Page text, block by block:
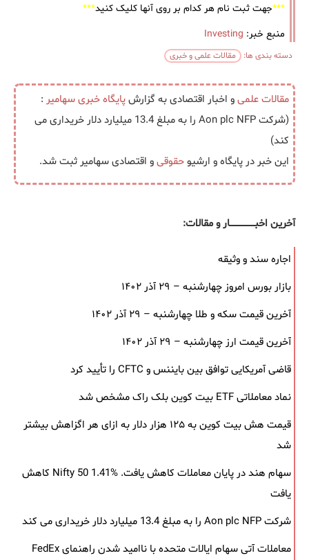
***جهت ثبت نام هر کدام بر روی آنها کلیک کنید***
منبع خبر: Investing
دسته بندی ها: مقالات علمی و خبری
مقالات علمیو اخبار اقتصادی به گزارشپایگاه خبریسهامیر :
(شرکت Aon plc NFP را به مبلغ 13.4 میلیارد دلار خریداری می
کند)
این خبر در پایگاه و ارشیوحقوقیو اقتصادی سهامیر ثبت شد.
آخرین اخبــــــــــــــــــار و مقالات:
اجاره سند و وثیقه
بازار بورس امروز چهارشنبه – ۲۹ آذر ۱۴۰۲
آخرین قیمت سکه و طلا چهارشنبه – ۲۹ آذر ۱۴۰۲
آخرین قیمت ارز چهارشنبه – ۲۹ آذر ۱۴۰۲
قاضی آمریکایی توافق بین بایننس و CFTC را تأیید کرد
نماد معاملاتی ETF بیت کوین بلک ‌راک مشخص شد
قیمت هش بیت کوین به ۱۲۵ هزار دلار به‌ ازای هر اگزاهش بیشتر
شد
سهام هند در پایان معاملات کاهش یافت. Nifty 50 1.41% کاهش
یافت
شرکت Aon plc NFP را به مبلغ 13.4 میلیارد دلار خریداری می کند
معاملات آتی سهام ایالات متحده با ناامید شدن راهنمای FedEx